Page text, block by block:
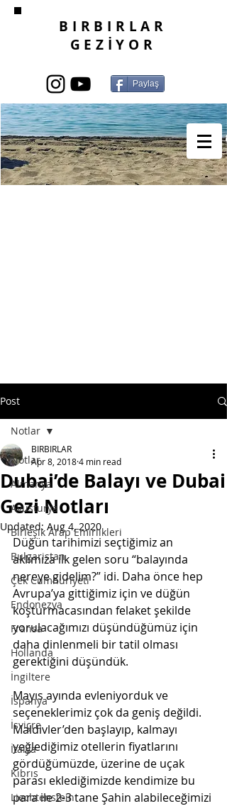
BIRBIRLAR
GEZİYOR
Paylaş
Post
Notlar
Almanya
Avusturya
Birleşik Arap Emirlikleri
Bulgaristan
Çek Cumhuriyeti
Endonezya
Fransa
Hollanda
İngiltere
İspanya
İsviçre
İtalya
Kıbrıs
Liechtenstein
Notlar
Dubai’de Balayı ve Dubai
Gezi Notları
BIRBIRLAR
Apr 8, 20184 min read
Updated: Aug 4, 2020
Düğün tarihimizi seçtiğimiz an
aklımıza ilk gelen soru “balayında
nereye gidelim?” idi. Daha önce hep
Avrupa’ya gittiğimiz için ve düğün
koşturmacasından felaket şekilde
yorulacağımızı düşündüğümüz için
daha dinlenmeli bir tatil olması
gerektiğini düşündük.
Mayıs ayında evleniyorduk ve
seçeneklerimiz çok da geniş değildi.
Maldivler’den başlayıp, kalmayı
yeğlediğimiz otellerin fiyatlarını
gördüğümüzde, üzerine de uçak
parası eklediğimizde kendimize bu
para ile 2-3 tane Şahin alabileceğimizi